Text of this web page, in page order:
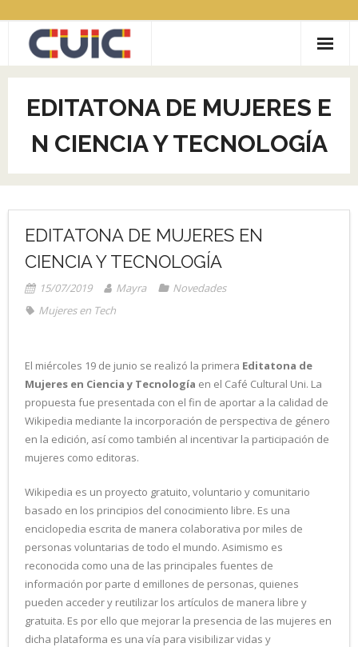
contenido
ACERCA DE CUIC
CONVOCATORIAS
- LABIC Reciclaje inclusivo
- COVID19
COMUNIDADES
- CityLAB
- GAMEREV
- RECICLAJE CON INCLUSIÓN SOCIAL
- ROBÓTICA EDUCATIVA
Contacto
EDITATONA DE MUJERES E
N CIENCIA Y TECNOLOGÍA
EDITATONA DE MUJERES EN
CIENCIA Y TECNOLOGÍA
15/07/2019 Mayra
Novedades
Mujeres en Tech
El miércoles 19 de junio se realizó la primera Editatona de
Mujeres en Ciencia y Tecnología en el Café Cultural Uni. La
propuesta fue presentada con el fin de aportar a la calidad de
Wikipedia mediante la incorporación de perspectiva de género
en la edición, así como también al incentivar la participación de
mujeres como editoras.
Wikipedia es un proyecto gratuito, voluntario y comunitario
basado en los principios del conocimiento libre. Es una
enciclopedia escrita de manera colaborativa por miles de
personas voluntarias de todo el mundo. Asimismo es
reconocida como una de las principales fuentes de
información por parte d emillones de personas, quienes
pueden acceder y reutilizar los artículos de manera libre y
gratuita. Es por ello que mejorar la presencia de las mujeres en
dicha plataforma es una vía para visibilizar vidas y